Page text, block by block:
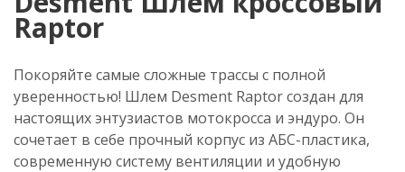
Raptor
Покоряйте самые сложные трассы с полной
уверенностью! Шлем Desment Raptor создан для
настоящих энтузиастов мотокросса и эндуро. Он
сочетает в себе прочный корпус из АБС-пластика,
современную систему вентиляции и удобную